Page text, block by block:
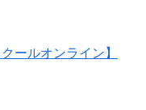
ールオンライン】